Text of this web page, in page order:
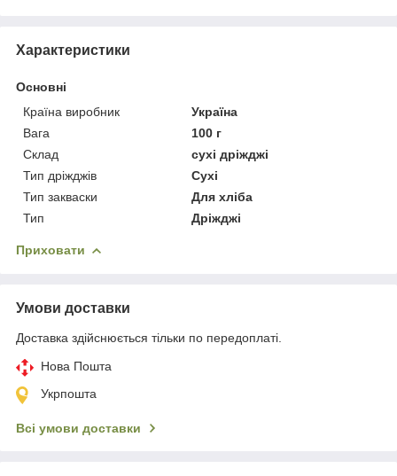
Характеристики
Основні
Країна виробник
Україна
Вага
100 г
Склад
сухі дріжджі
Тип дріжджів
Сухі
Тип закваски
Для хліба
Тип
Дріжджі
Приховати
Умови доставки
Доставка здійснюється тільки по передоплаті.
Нова Пошта
Укрпошта
Всі умови доставки